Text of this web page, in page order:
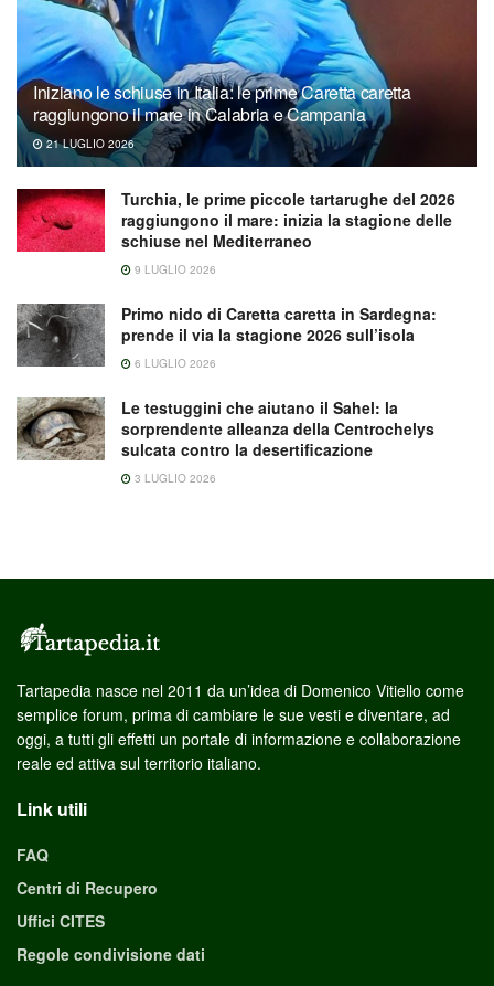
Iniziano le schiuse in Italia: le prime Caretta caretta
raggiungono il mare in Calabria e Campania
21 LUGLIO 2026
Turchia, le prime piccole tartarughe del 2026
raggiungono il mare: inizia la stagione delle
schiuse nel Mediterraneo
9 LUGLIO 2026
Primo nido di Caretta caretta in Sardegna:
prende il via la stagione 2026 sull’isola
6 LUGLIO 2026
Le testuggini che aiutano il Sahel: la
sorprendente alleanza della Centrochelys
sulcata contro la desertificazione
3 LUGLIO 2026
Tartapedia nasce nel 2011 da un’idea di Domenico Vitiello come
semplice forum, prima di cambiare le sue vesti e diventare, ad
oggi, a tutti gli effetti un portale di informazione e collaborazione
reale ed attiva sul territorio italiano.
Link utili
FAQ
Centri di Recupero
Uffici CITES
Regole condivisione dati